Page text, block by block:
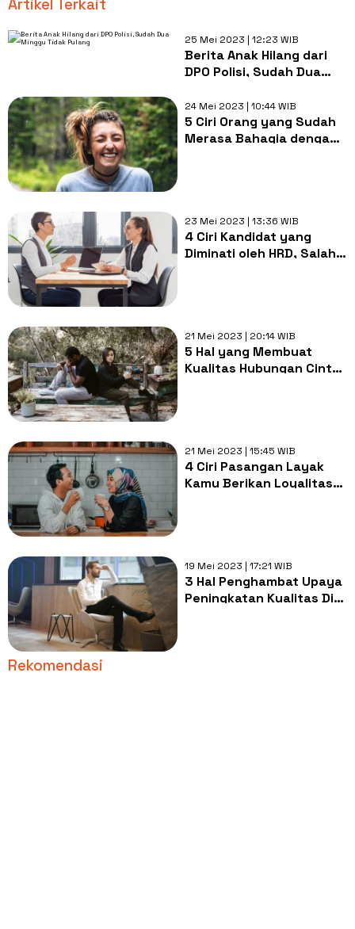
Artikel Terkait
25 Mei 2023 | 12:23 WIB
Berita Anak Hilang dari
DPO Polisi, Sudah Dua
24 Mei 2023 | 10:44 WIB
5 Ciri Orang yang Sudah
Merasa Bahagia dengan
23 Mei 2023 | 13:36 WIB
4 Ciri Kandidat yang
Diminati oleh HRD, Salah
21 Mei 2023 | 20:14 WIB
5 Hal yang Membuat
Kualitas Hubungan Cinta
21 Mei 2023 | 15:45 WIB
4 Ciri Pasangan Layak
Kamu Berikan Loyalitas
19 Mei 2023 | 17:21 WIB
3 Hal Penghambat Upaya
Peningkatan Kualitas Diri,
Rekomendasi